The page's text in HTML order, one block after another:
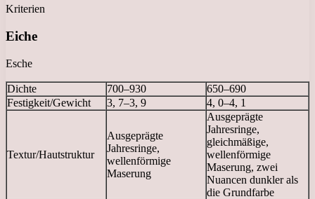
Kriterien
Eiche
Esche
Dichte 700–930
650–690
Festigkeit/Gewicht
3, 7–3, 9 4, 0–4, 1
Textur/Hautstruktur
Ausgeprägte
Jahresringe,
wellenförmige
Maserung
Ausgeprägte
Jahresringe,
gleichmäßige,
wellenförmige
Maserung, zwei
Nuancen dunkler als
die Grundfarbe